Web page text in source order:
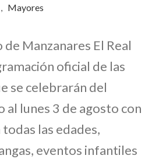
, Mayores
Manzanares El Real
oficial de las
se celebrarán del
al lunes 3 de agosto con
las edades,
eventos infantiles